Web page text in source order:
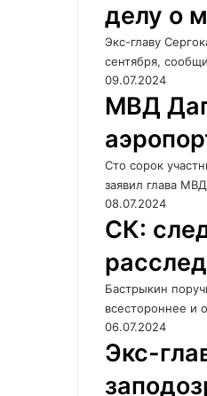
делу о
Экс-главу
сентября,
09.07.2024
МВД
Сто сорок
заявил глава
08.07.2024
СК:
Бастрыкин
всестороннее и
06.07.2024
Экс-